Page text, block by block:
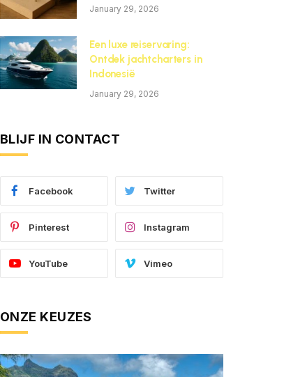
January 29, 2026
Een luxe reiservaring:
Ontdek jachtcharters in
Indonesië
January 29, 2026
BLIJF IN CONTACT
Facebook Twitter
Pinterest Instagram
YouTube Vimeo
ONZE KEUZES